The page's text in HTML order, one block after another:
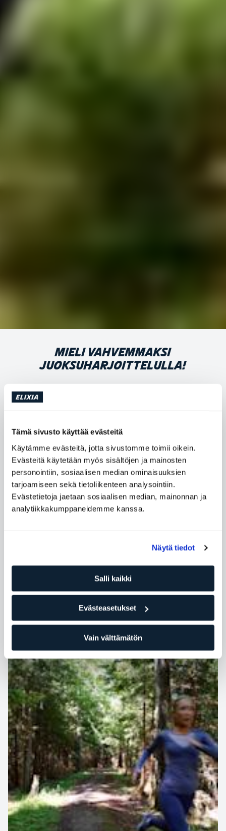
Tämä sivusto käyttää evästeitä
Käytämme evästeitä, jotta sivustomme toimii oikein.
Evästeitä käytetään myös sisältöjen ja mainosten
personointiin, sosiaalisen median ominaisuuksien
tarjoamiseen sekä tietoliikenteen analysointiin.
Evästetietoja jaetaan sosiaalisen median, mainonnan ja
analytiikkakumppaneidemme kanssa.
Näytä tiedot
Salli kaikki
Evästeasetukset
Vain välttämätön
MIELI VAHVEMMAKSI
JUOKSUHARJOITTELULLA!
Juoksukenkien jalkaan paneminen ja kilometrien hikilenkin
miksi juokseminen on loistava tapa treenata – sekä
keholle että päälle.
Anna Kähler
Tuntuuko juokseminen yksitoikkoiselta ja tylsältä? Tai
vaikealta? Se on täysin normaalia. Juokseminen on haastavaa
ja vaikeaa, ennen kuin keho tottuu eri juoksumatkoihin.
Totuttautuessasi tiettyyn juoksumatkatavoitteeseen
juokseminen voi kuitenkin vaikuttaa hyvinvointiisi enemmän